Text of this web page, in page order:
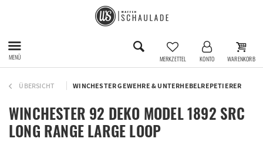
MENÜ MERKZETTEL KONTO WARENKORB
ÜBERSICHT WINCHESTER GEWEHRE & UNTERHEBELREPETIERER
WINCHESTER 92 DEKO MODEL 1892 SRC
LONG RANGE LARGE LOOP